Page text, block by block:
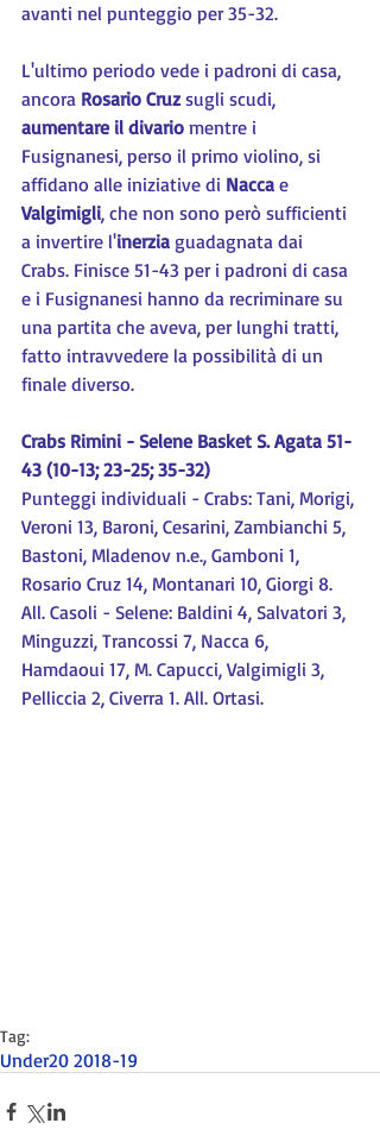
avanti nel punteggio per 35-32.
L'ultimo periodo vede i padroni di casa,
ancora Rosario Cruz sugli scudi,
aumentare il divario mentre i
Fusignanesi, perso il primo violino, si
affidano alle iniziative di Nacca e
Valgimigli, che non sono però sufficienti
a invertire l'inerzia guadagnata dai
Crabs. Finisce 51-43 per i padroni di casa
e i Fusignanesi hanno da recriminare su
una partita che aveva, per lunghi tratti,
fatto intravvedere la possibilità di un
finale diverso.
Crabs Rimini - Selene Basket S. Agata 51-
43 (10-13; 23-25; 35-32)
Punteggi individuali - Crabs: Tani, Morigi,
Veroni 13, Baroni, Cesarini, Zambianchi 5,
Bastoni, Mladenov n.e., Gamboni 1,
Rosario Cruz 14, Montanari 10, Giorgi 8.
All. Casoli - Selene: Baldini 4, Salvatori 3,
Minguzzi, Trancossi 7, Nacca 6,
Hamdaoui 17, M. Capucci, Valgimigli 3,
Pelliccia 2, Civerra 1. All. Ortasi.
Tag:
Under20 2018-19